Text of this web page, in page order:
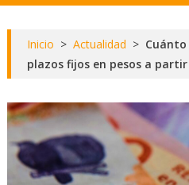
Inicio > Actualidad >
plazos fijos en pesos a